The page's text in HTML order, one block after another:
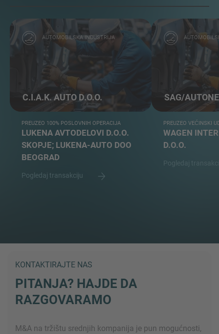
AUTOMOBILSKA INDUSTRIJA
C.I.A.K. AUTO D.O.O.
PREUZEO 100% POSLOVNIH OPERACIJA
LUKENA AVTODELOVI D.O.O.
SKOPJE; LUKENA-AUTO DOO
BEOGRAD
Pogledaj transakciju
SAG/
PREUZEO VEĆINSKI
WAGEN
D.O.O.
Pogledaj
KONTAKTIRAJTE NAS
PITANJA? HAJDE DA
RAZGOVARAMO
M&A na tržištu srednjih kompanija je pun mogućnosti,